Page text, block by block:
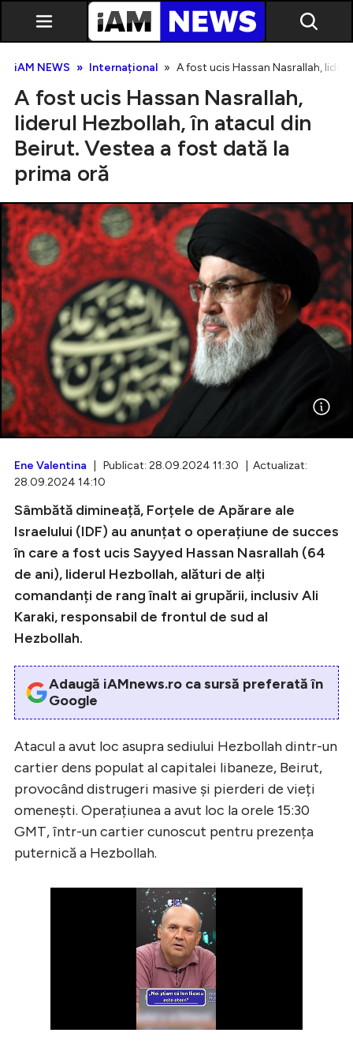
Exclusiv
Intră în cont
Creează cont
iAM NEWS Internațional A fost ucis Hassan Nasrallah,
A fost ucis Hassan Nasrallah,
liderul Hezbollah, în atacul din
Beirut. Vestea a fost dată la
prima oră
Ene Valentina | Publicat: 28.09.2024 11:30 | Actualizat:
28.09.2024 14:10
Sâmbătă dimineață, Forțele de Apărare ale
Israelului (IDF) au anunțat o operațiune de succes
în care a fost ucis Sayyed Hassan Nasrallah (64
de ani), liderul Hezbollah, alături de alți
comandanți de rang înalt ai grupării, inclusiv Ali
Karaki, responsabil de frontul de sud al
Hezbollah.
Adaugă iAMnews.ro ca sursă preferată în
Google
Atacul a avut loc asupra sediului Hezbollah dintr-un
cartier dens populat al capitalei libaneze, Beirut,
provocând distrugeri masive și pierderi de vieți
omenești. Operațiunea a avut loc la orele 15:30
GMT, într-un cartier cunoscut pentru prezența
puternică a Hezbollah.